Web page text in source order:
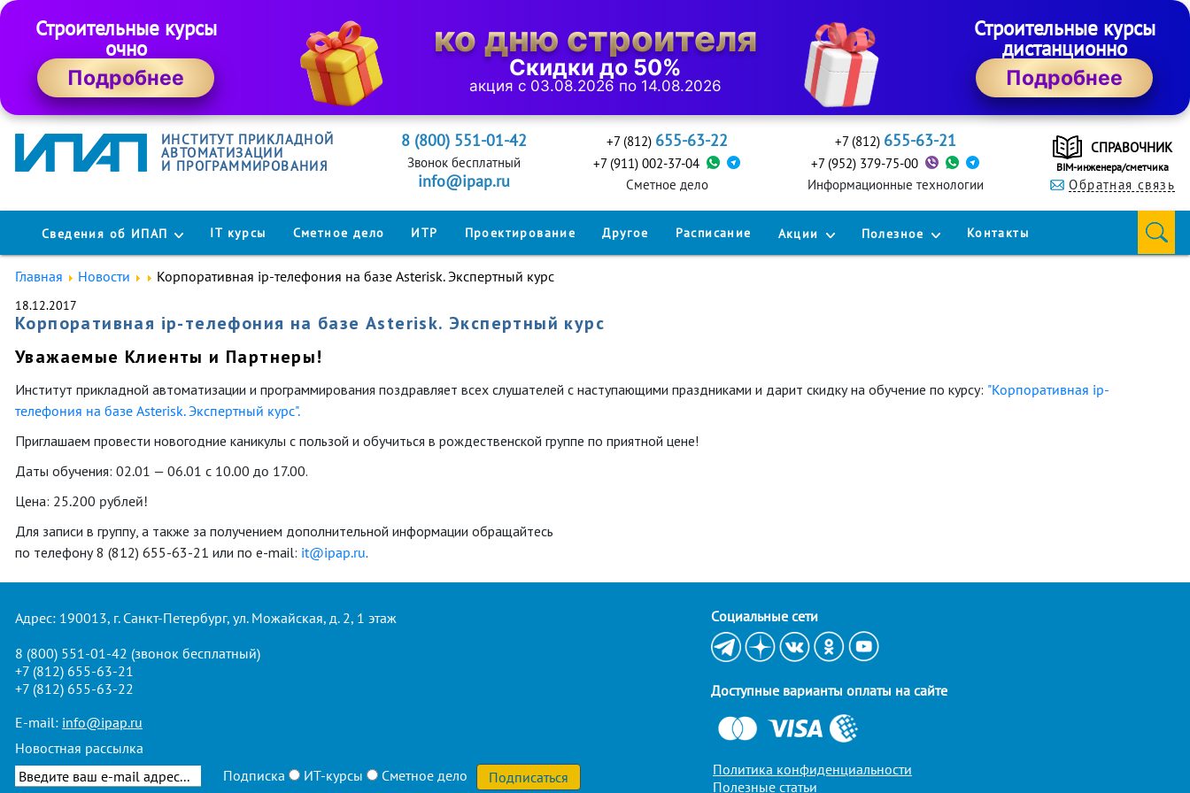
Строительные курсы
очно
Подробнее
ко дню строителя
Скидки до 50%
акция с 03.08.2026 по 14.08.2026
Строительные курсы
дистанционно
Подробнее
ИНСТИТУТ ПРИКЛАДНОЙ
АВТОМАТИЗАЦИИ
И ПРОГРАММИРОВАНИЯ
8 (800) 551-01-42
Звонок бесплатный
info@ipap.ru
+7 (812) 655-63-22
+7 (911) 002-37-04
Cметное дело
+7 (812) 655-63-21
+7 (952) 379-75-00
Информационные технологии
СПРАВОЧНИК
BIM-инженера/сметчика
Обратная связь
Сведения об ИПАП IT курсы Сметное дело ИТР Проектирование Другое Расписание Акции Полезное Контакты
Главная Новости Корпоративная ip-телефония на базе Asterisk. Экспертный курс
18.12.2017
Корпоративная ip-телефония на базе Asterisk. Экспертный курс
Уважаемые Клиенты и Партнеры!
Институт прикладной автоматизации и программирования поздравляет всех слушателей с наступающими праздниками и дарит скидку на обучение по курсу: "Корпоративная ip-
телефония на базе Asterisk. Экспертный курс".
Приглашаем провести новогодние каникулы с пользой и обучиться в рождественской группе по приятной цене!
Даты обучения: 02.01 — 06.01 с 10.00 до 17.00.
Цена: 25.200 рублей!
Для записи в группу, а также за получением дополнительной информации обращайтесь
по телефону 8 (812) 655-63-21 или по е-mail: it@ipap.ru.
Адрес: 190013, г. Санкт-Петербург, ул. Можайская, д. 2, 1 этаж
8 (800) 551-01-42 (звонок бесплатный)
+7 (812) 655-63-21
+7 (812) 655-63-22
E-mail: info@ipap.ru
Новостная рассылка
Подписка
ИТ-курсы Сметное дело
Cоциальные сети
Доступные варианты оплаты на сайте
Политика конфиденциальности
Полезные статьи